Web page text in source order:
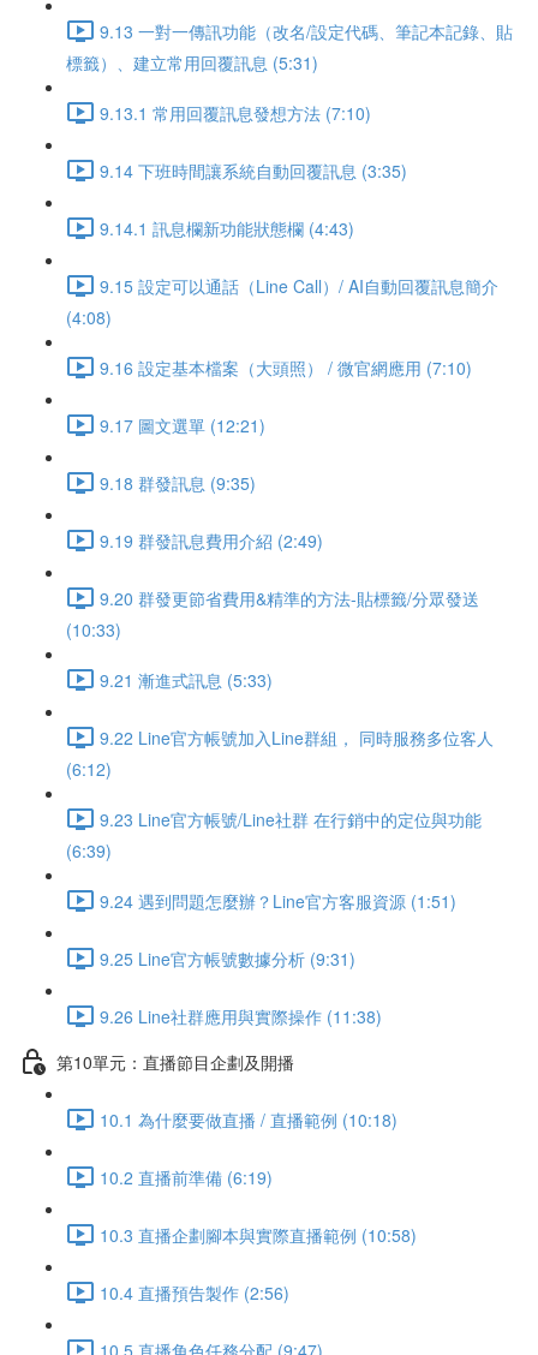
9.13 一對一傳訊功能（改名/設定代碼、筆記本記錄、貼
標籤）、建立常用回覆訊息 (5:31)
9.13.1 常用回覆訊息發想方法 (7:10)
9.14 下班時間讓系統自動回覆訊息 (3:35)
9.14.1 訊息欄新功能狀態欄 (4:43)
9.15 設定可以通話（Line Call）/ AI自動回覆訊息簡介
(4:08)
9.16 設定基本檔案（大頭照） / 微官網應用 (7:10)
9.17 圖文選單 (12:21)
9.18 群發訊息 (9:35)
9.19 群發訊息費用介紹 (2:49)
9.20 群發更節省費用&精準的方法-貼標籤/分眾發送
(10:33)
9.21 漸進式訊息 (5:33)
9.22 Line官方帳號加入Line群組， 同時服務多位客人
(6:12)
9.23 Line官方帳號/Line社群 在行銷中的定位與功能
(6:39)
9.24 遇到問題怎麼辦？Line官方客服資源 (1:51)
9.25 Line官方帳號數據分析 (9:31)
9.26 Line社群應用與實際操作 (11:38)
第10單元：直播節目企劃及開播
10.1 為什麼要做直播 / 直播範例 (10:18)
10.2 直播前準備 (6:19)
10.3 直播企劃腳本與實際直播範例 (10:58)
10.4 直播預告製作 (2:56)
10.5 直播角色任務分配 (9:47)